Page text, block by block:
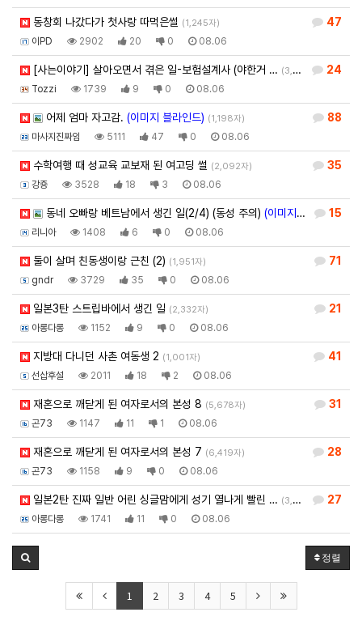
47
동창회 나갔다가 첫사랑 따먹은썰 (1,245자)
이PD 2902 20 0 08.06
24
[사는이야기] 살아오면서 겪은 일-보험설계사 (야한거 … (3,581자)
Tozzi 1739 9 0 08.06
88
어제 엄마 자고감. (이미지 블라인드) (1,198자)
마사지진짜임 5111 47 0 08.06
35
수학여행 때 성교육 교보재 된 여고딩 썰 (2,092자)
강죵 3528 18 3 08.06
15
동네 오빠랑 베트남에서 생긴 일(2/4) (동성 주의) (이미지 블라인드)
리니아 1408 6 0 08.06
71
둘이 살며 친동생이랑 근친 (2) (1,951자)
gndr 3729 35 0 08.06
21
일본3탄 스트립바에서 생긴 일 (2,332자)
아롱다롱 1152 9 0 08.06
41
지방대 다니던 사촌 여동생 2 (1,001자)
선삽후설 2011 18 2 08.06
31
재혼으로 깨닫게 된 여자로서의 본성 8 (5,678자)
곤73 1147 11 1 08.06
28
재혼으로 깨닫게 된 여자로서의 본성 7 (6,419자)
곤73 1158 9 0 08.06
27
일본2탄 진짜 일반 어린 싱글맘에게 성기 열나게 빨린 … (3,920자)
아롱다롱 1741 11 0 08.06
정렬
1 2 3 4 5